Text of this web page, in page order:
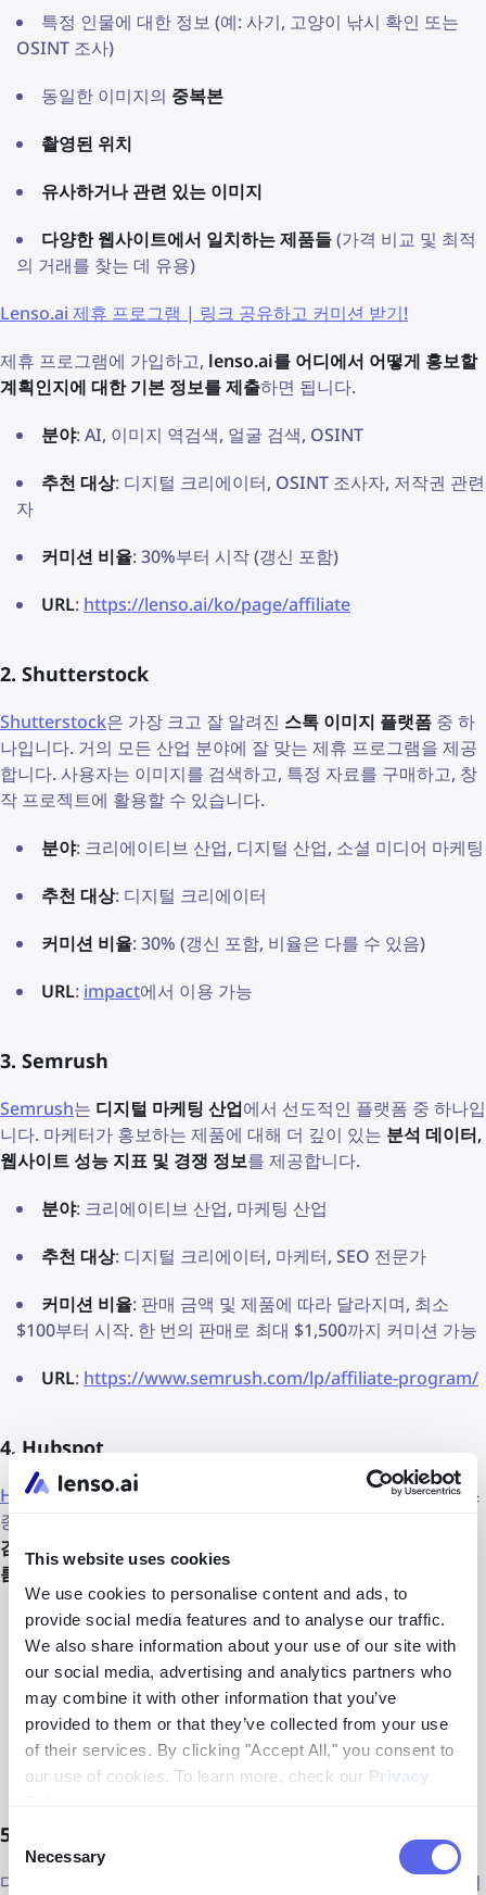
This website uses cookies
We use cookies to personalise content and ads, to
provide social media features and to analyse our traffic.
We also share information about your use of our site with
our social media, advertising and analytics partners who
may combine it with other information that you’ve
provided to them or that they’ve collected from your use
of their services. By clicking "Accept All," you consent to
our use of cookies. To learn more, check our Privacy
Consent
Selection
Necessary
특정 인물에 대한 정보 (예: 사기, 고양이 낚시 확인 또는
OSINT 조사)
동일한 이미지의 중복본
촬영된 위치
유사하거나 관련 있는 이미지
다양한 웹사이트에서 일치하는 제품들(가격 비교 및 최적
의 거래를 찾는 데 유용)
Lenso.ai 제휴 프로그램 | 링크 공유하고 커미션 받기!
제휴 프로그램에 가입하고, lenso.ai를 어디에서 어떻게 홍보할
계획인지에 대한 기본 정보를 제출하면 됩니다.
분야: AI, 이미지 역검색, 얼굴 검색, OSINT
추천 대상: 디지털 크리에이터, OSINT 조사자, 저작권 관련
자
커미션 비율: 30%부터 시작 (갱신 포함)
URL: https://lenso.ai/ko/page/affiliate
2. Shutterstock
Shutterstock은 가장 크고 잘 알려진 스톡 이미지 플랫폼 중 하
나입니다. 거의 모든 산업 분야에 잘 맞는 제휴 프로그램을 제공
합니다. 사용자는 이미지를 검색하고, 특정 자료를 구매하고, 창
작 프로젝트에 활용할 수 있습니다.
분야: 크리에이티브 산업, 디지털 산업, 소셜 미디어 마케팅
추천 대상: 디지털 크리에이터
커미션 비율: 30% (갱신 포함, 비율은 다를 수 있음)
URL: impact에서 이용 가능
3. Semrush
Semrush는 디지털 마케팅 산업에서 선도적인 플랫폼 중 하나입
니다. 마케터가 홍보하는 제품에 대해 더 깊이 있는 분석 데이터,
웹사이트 성능 지표 및 경쟁 정보를 제공합니다.
분야: 크리에이티브 산업, 마케팅 산업
추천 대상: 디지털 크리에이터, 마케터, SEO 전문가
커미션 비율: 판매 금액 및 제품에 따라 달라지며, 최소
$100부터 시작. 한 번의 판매로 최대 $1,500까지 커미션 가능
URL: https://www.semrush.com/lp/affiliate-program/
4. Hubspot
HubSpot은 마케터나 특정 사람에게 접근하고자 하는 비즈니스
종사자에게 유용한 도구입니다. 이 도구는
검색 도구
로서, 개인 이메일 주소뿐만 아니라
름을 기준으로 한 개별 연락처
분야: 마케팅, 비즈니스, 세일즈
추천 대상: 마케팅, SEO 전문가, 세일즈 플랫폼 운영자
커미션 비율: 1년간 30%
https://www.hubspot.com/partners/affiliates
5. Tripadvisor
다양한 장소, 음식점, 호텔 등을 탐험하는 것에 관심 있는 사람이